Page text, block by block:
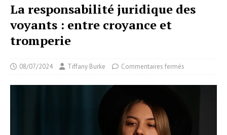
La responsabilité juridique des
voyants : entre croyance et
tromperie
08/07/2024 Tiffany Burke Commentaires fermés